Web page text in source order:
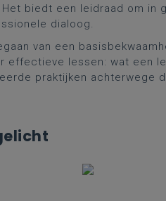
biedt een leidraad om in
dialoog.
van een
effectieve lessen: wat een
praktijken achterwege